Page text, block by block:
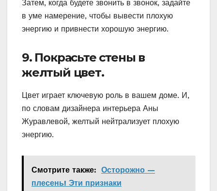
Затем, когда будете звонить в звонок, задайте
в уме намерение, чтобы вывести плохую
энергию и привнести хорошую энергию.
9. Покрасьте стены в
желтый цвет.
Цвет играет ключевую роль в вашем доме. И,
по словам дизайнера интерьера Аны
Журавлевой, желтый нейтрализует плохую
энергию.
Смотрите также: Осторожно —
плесень! Эти признаки